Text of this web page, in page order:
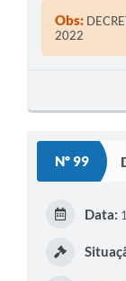
legais de seu
Obs:
2022
Nº 99
Data: